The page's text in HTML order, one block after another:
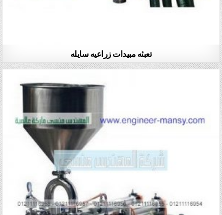
تعبئه مبيدات زراعيه سايله